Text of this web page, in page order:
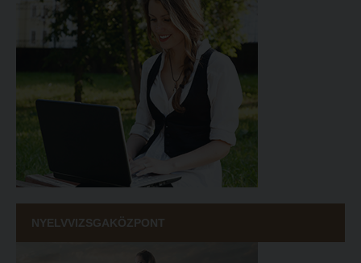
NYELVVIZSGAKÖZPONT